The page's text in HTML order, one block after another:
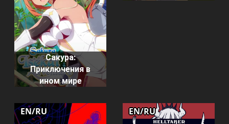
Сакура:
Приключения в
ином мире
EN/RU EN/RU